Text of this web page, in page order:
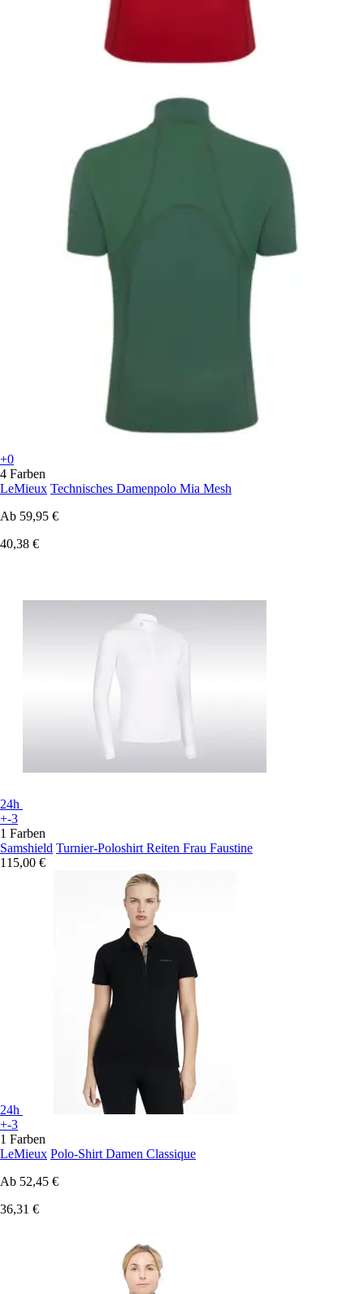
+0
4 Farben
LeMieux Technisches Damenpolo Mia Mesh
Ab 59,95 €
40,38 €
24h
+-3
1 Farben
Samshield Turnier-Poloshirt Reiten Frau Faustine
115,00 €
24h
+-3
1 Farben
LeMieux Polo-Shirt Damen Classique
Ab 52,45 €
36,31 €